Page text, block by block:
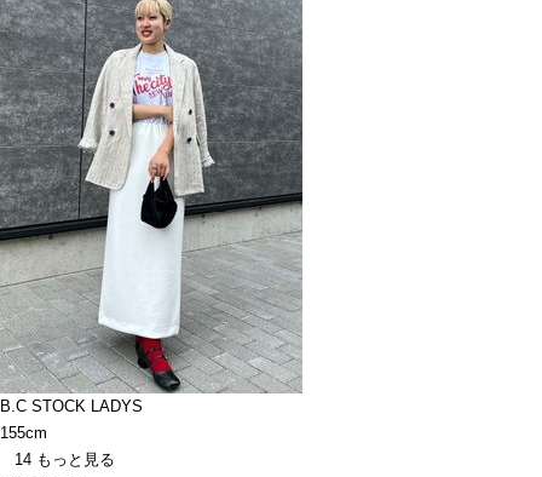
B.C STOCK LADYS
155cm
14 もっと見る